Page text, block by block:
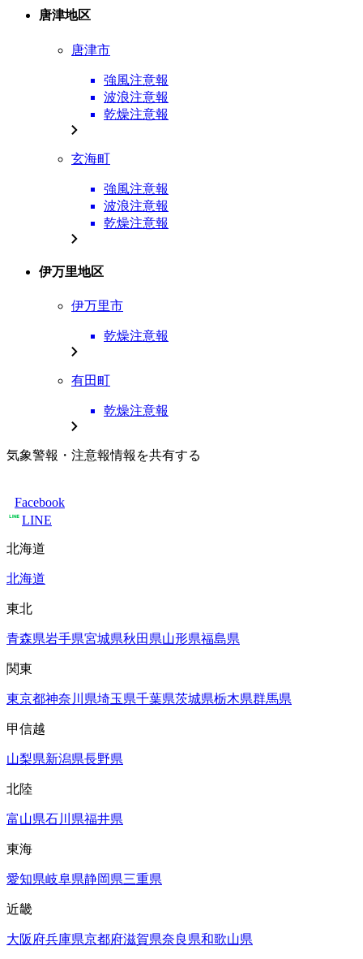
唐津地区
唐津市
強風注意報
波浪注意報
乾燥注意報
玄海町
強風注意報
波浪注意報
乾燥注意報
伊万里地区
伊万里市
乾燥注意報
有田町
乾燥注意報
気象警報・注意報情報を共有する
Facebook
LINE
北海道
北海道
東北
青森県岩手県宮城県秋田県山形県福島県
関東
東京都神奈川県埼玉県千葉県茨城県栃木県群馬県
甲信越
山梨県新潟県長野県
北陸
富山県石川県福井県
東海
愛知県岐阜県静岡県三重県
近畿
大阪府兵庫県京都府滋賀県奈良県和歌山県